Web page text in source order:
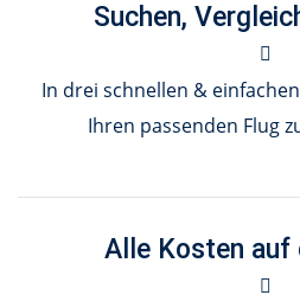
Suchen,
In drei schnellen &
Ihren passenden Flug
Alle Kosten auf